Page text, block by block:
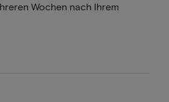
Wochen nach Ihrem